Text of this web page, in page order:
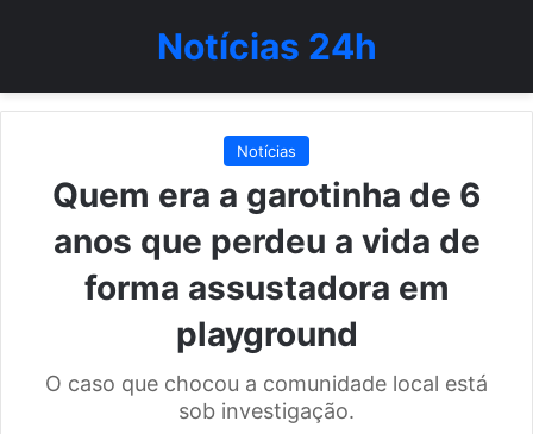
Notícias 24h
Notícias
Quem era a garotinha de 6
anos que perdeu a vida de
forma assustadora em
playground
O caso que chocou a comunidade local está
sob investigação.